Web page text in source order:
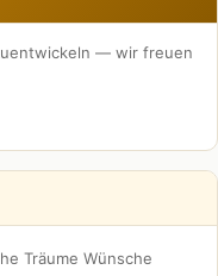
— wir freuen
Träume Wünsche